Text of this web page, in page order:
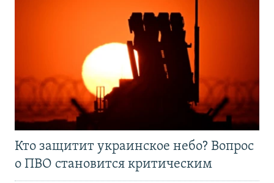
Кто защитит украинское небо? Вопрос
о ПВО становится критическим